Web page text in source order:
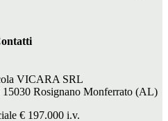
VICARA SRL
Rosignano Monferrato (AL)
€ 197.000i.v.